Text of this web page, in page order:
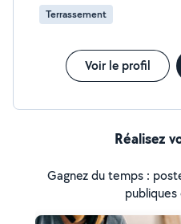
Terrassement
Voir le profil
Réalisez
Gagnez du temps :
publiques